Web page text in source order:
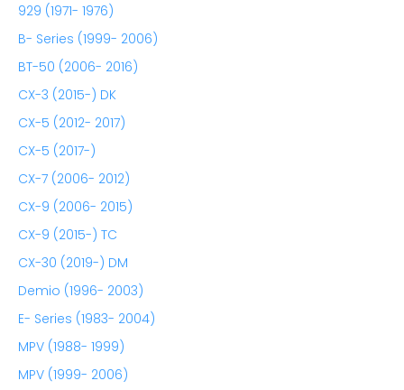
929 (1971- 1976)
B- Series (1999- 2006)
BT-50 (2006- 2016)
CX-3 (2015-) DK
CX-5 (2012- 2017)
CX-5 (2017-)
CX-7 (2006- 2012)
CX-9 (2006- 2015)
CX-9 (2015-) TC
CX-30 (2019-) DM
Demio (1996- 2003)
E- Series (1983- 2004)
MPV (1988- 1999)
MPV (1999- 2006)